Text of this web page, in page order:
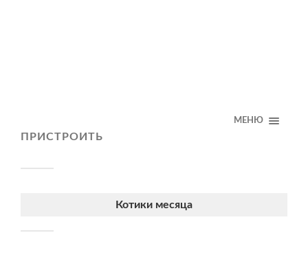
МЕНЮ
ПРИСТРОИТЬ
Котики месяца